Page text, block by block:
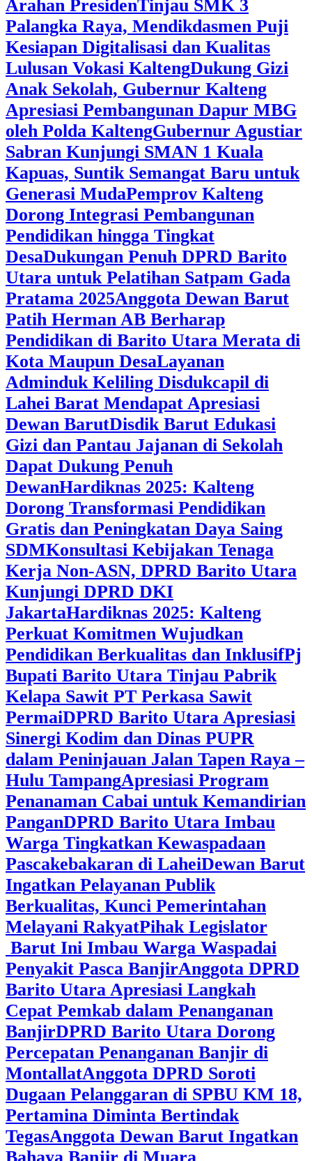
Arahan Presiden‎Tinjau SMK 3
Palangka Raya, Mendikdasmen Puji
Kesiapan Digitalisasi dan Kualitas
Lulusan Vokasi Kalteng‎Dukung Gizi
Anak Sekolah, Gubernur Kalteng
Apresiasi Pembangunan Dapur MBG
oleh Polda Kalteng‎Gubernur Agustiar
Sabran Kunjungi SMAN 1 Kuala
Kapuas, Suntik Semangat Baru untuk
Generasi Muda‎Pemprov Kalteng
Dorong Integrasi Pembangunan
Pendidikan hingga Tingkat
DesaDukungan Penuh DPRD Barito
Utara untuk Pelatihan Satpam Gada
Pratama 2025Anggota Dewan Barut
Patih Herman AB Berharap
Pendidikan di Barito Utara Merata di
Kota Maupun DesaLayanan
Adminduk Keliling Disdukcapil di
Lahei Barat Mendapat Apresiasi
Dewan BarutDisdik Barut Edukasi
Gizi dan Pantau Jajanan di Sekolah
Dapat Dukung Penuh
DewanHardiknas 2025: Kalteng
Dorong Transformasi Pendidikan
Gratis dan Peningkatan Daya Saing
SDMKonsultasi Kebijakan Tenaga
Kerja Non-ASN, DPRD Barito Utara
Kunjungi DPRD DKI
JakartaHardiknas 2025: Kalteng
Perkuat Komitmen Wujudkan
Pendidikan Berkualitas dan InklusifPj
Bupati Barito Utara Tinjau Pabrik
Kelapa Sawit PT Perkasa Sawit
PermaiDPRD Barito Utara Apresiasi
Sinergi Kodim dan Dinas PUPR
dalam Peninjauan Jalan Tapen Raya –
Hulu TampangApresiasi Program
Penanaman Cabai untuk Kemandirian
PanganDPRD Barito Utara Imbau
Warga Tingkatkan Kewaspadaan
Pascakebakaran di LaheiDewan Barut
Ingatkan Pelayanan Publik
Berkualitas, Kunci Pemerintahan
Melayani RakyatPihak Legislator
Barut Ini Imbau Warga Waspadai
Penyakit Pasca BanjirAnggota DPRD
Barito Utara Apresiasi Langkah
Cepat Pemkab dalam Penanganan
BanjirDPRD Barito Utara Dorong
Percepatan Penanganan Banjir di
MontallatAnggota DPRD Soroti
Dugaan Pelanggaran di SPBU KM 18,
Pertamina Diminta Bertindak
TegasAnggota Dewan Barut Ingatkan